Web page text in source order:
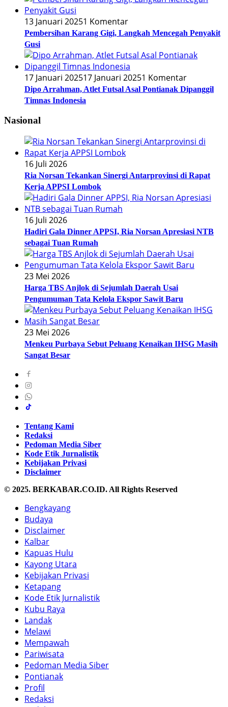
13 Januari 20251 Komentar
Pembersihan Karang Gigi, Langkah Mencegah Penyakit
Gusi
17 Januari 202517 Januari 20251 Komentar
Dipo Arrahman, Atlet Futsal Asal Pontianak Dipanggil
Timnas Indonesia
Nasional
16 Juli 2026
Ria Norsan Tekankan Sinergi Antarprovinsi di Rapat
Kerja APPSI Lombok
16 Juli 2026
Hadiri Gala Dinner APPSI, Ria Norsan Apresiasi NTB
sebagai Tuan Rumah
23 Mei 2026
Harga TBS Anjlok di Sejumlah Daerah Usai
Pengumuman Tata Kelola Ekspor Sawit Baru
23 Mei 2026
Menkeu Purbaya Sebut Peluang Kenaikan IHSG Masih
Sangat Besar
Tentang Kami
Redaksi
Pedoman Media Siber
Kode Etik Jurnalistik
Kebijakan Privasi
Disclaimer
© 2025. BERKABAR.CO.ID. All Rights Reserved
Bengkayang
Budaya
Disclaimer
Kalbar
Kapuas Hulu
Kayong Utara
Kebijakan Privasi
Ketapang
Kode Etik Jurnalistik
Kubu Raya
Landak
Melawi
Mempawah
Pariwisata
Pedoman Media Siber
Pontianak
Profil
Redaksi